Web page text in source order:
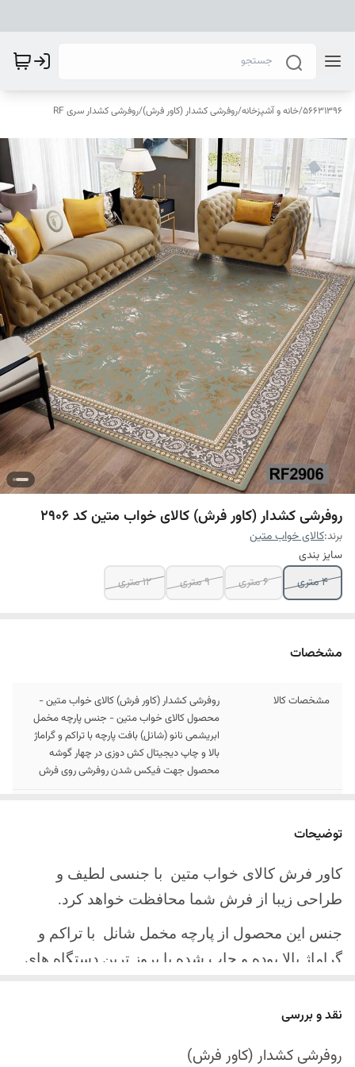
56631396
/خانه و آشپزخانه/روفرشی کشدار (کاور فرش)/روفرشی کشدار سری RF
روفرشی کشدار (کاور فرش) کالای خواب متین کد 2906
برند:کالای خواب متین
سایز بندی
4 متری
6 متری 9 متری 12 متری
مشخصات
مشخصات کالا
روفرشی کشدار (کاور فرش) کالای خواب متین -
محصول کالای خواب متین - جنس پارچه مخمل
ابریشمی نانو (شانل) بافت پارچه با تراکم و گراماژ
بالا و چاپ دیجیتال کش دوزی در چهار گوشه
محصول جهت فیکس شدن روفرشی روی فرش
آینده
توضیحات
کاور فرش کالای خواب متین با جنسی لطیف و
طراحی زیبا از فرش شما محافظت خواهد کرد.
جنس این محصول از پارچه مخمل شانل با تراکم و
گراماژ بالا بوده و چاپ شده با بروز ترین دستگاه های
چهار گوشه این محصول با کش باکیفیت دوخته‌شده
نقد و بررسی
روفرشی کشدار (کاور فرش)